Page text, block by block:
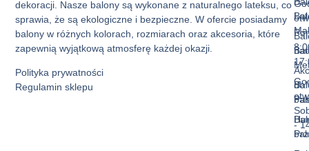
dekoracji. Nasze balony są wykonane z naturalnego lateksu, co
sprawia, że są ekologiczne i bezpieczne. W ofercie posiadamy
balony w różnych kolorach, rozmiarach oraz akcesoria, które
zapewnią wyjątkową atmosferę każdej okazji.
Polityka prywatności
Regulamin sklepu
do
-